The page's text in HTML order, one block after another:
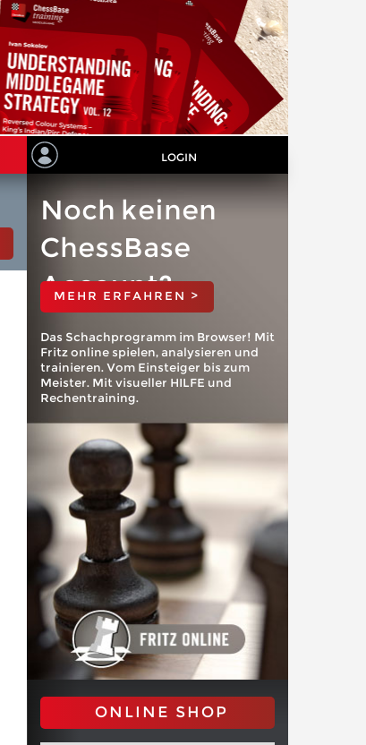
LOGIN
Noch keinen
ChessBase
Account?
MEHR ERFAHREN >
Das Schachprogramm im Browser! Mit
Fritz online spielen, analysieren und
trainieren. Vom Einsteiger bis zum
Meister. Mit visueller HILFE und
Rechentraining.
ONLINE SHOP